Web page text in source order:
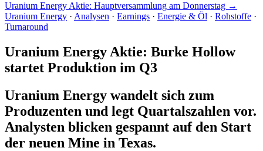
Uranium Energy Aktie: Hauptversammlung am Donnerstag →
Uranium Energy · Analysen · Earnings · Energie & Öl · Rohstoffe ·
Turnaround
Uranium Energy Aktie: Burke Hollow
startet Produktion im Q3
Uranium Energy wandelt sich zum
Produzenten und legt Quartalszahlen vor.
Analysten blicken gespannt auf den Start
der neuen Mine in Texas.